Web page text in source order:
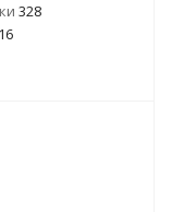
328